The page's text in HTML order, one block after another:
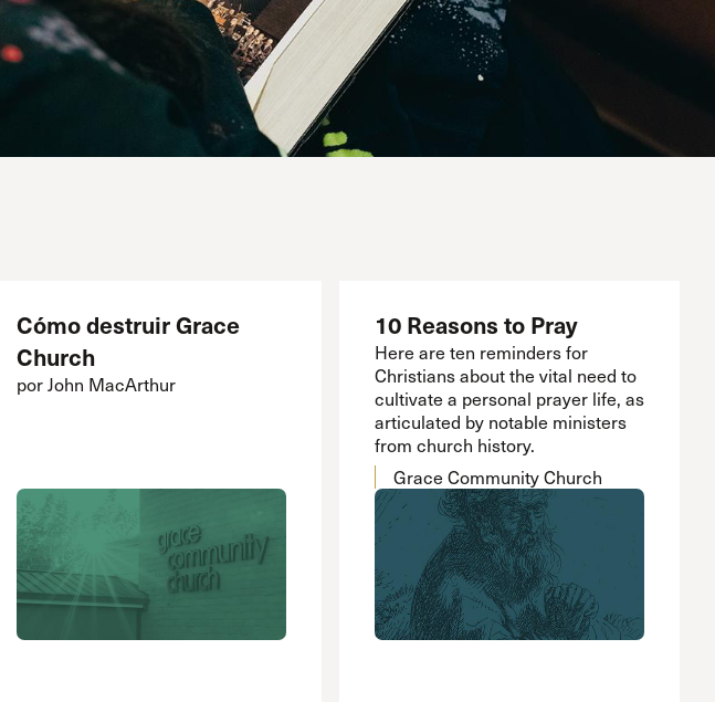
Cómo destruir Grace
Church
por John MacArthur
10 Reasons to Pray
Here are ten reminders for
Christians about the vital need to
cultivate a personal prayer life, as
articulated by notable ministers
from church history.
Grace Community Church